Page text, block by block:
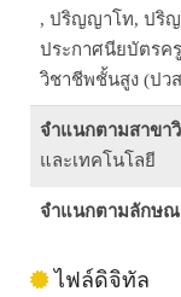
, ปริญญาโท, ปริญ
ประกาศนียบัตรค
วิชาชีพชั้นสูง (ปว
จำแนกตามสาขา
และเทคโนโลยี
จำแนกตามลักษณ
ไฟล์ดิจิทัล